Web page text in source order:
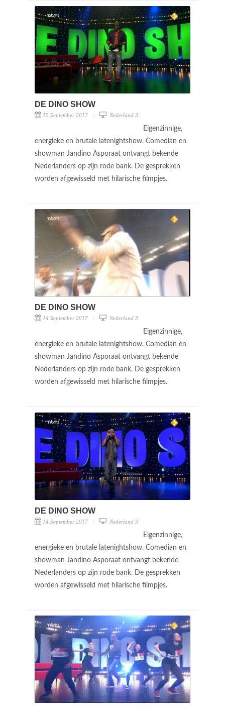
DE DINO SHOW
15 September 2017 Nederland 3
Eigenzinnige,
energieke en brutale latenightshow. Comedian en
showman Jandino Asporaat ontvangt bekende
Nederlanders op zijn rode bank. De gesprekken
worden afgewisseld met hilarische filmpjes.
DE DINO SHOW
14 September 2017 Nederland 3
Eigenzinnige,
energieke en brutale latenightshow. Comedian en
showman Jandino Asporaat ontvangt bekende
Nederlanders op zijn rode bank. De gesprekken
worden afgewisseld met hilarische filmpjes.
DE DINO SHOW
14 September 2017 Nederland 3
Eigenzinnige,
energieke en brutale latenightshow. Comedian en
showman Jandino Asporaat ontvangt bekende
Nederlanders op zijn rode bank. De gesprekken
worden afgewisseld met hilarische filmpjes.